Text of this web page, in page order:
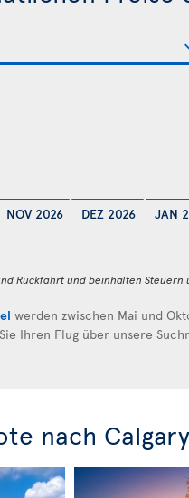
NOV 2026 DEZ 2026 JAN
Rückfahrt und beinhalten Steuern
werden zwischen Mai und
Ihren Flug über unsere
nach Calgary